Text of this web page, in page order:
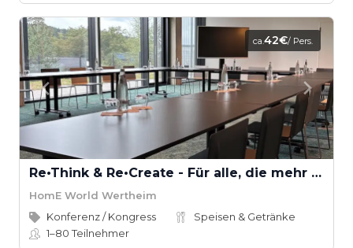
ca.42€/ Pers.
Re•Think & Re•Create - Für alle, die mehr brauchen
HomE World Wertheim
Konferenz / Kongress
Speisen & Getränke
1–80Teilnehmer